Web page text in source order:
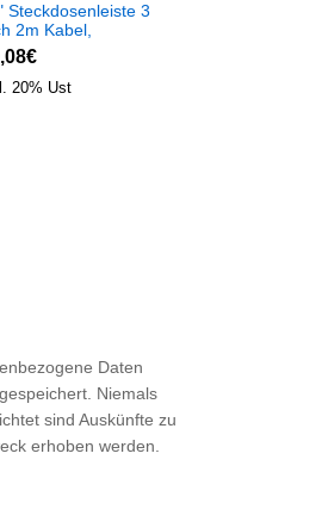
Steckdosenleiste 3
2m Kabel,
16A
20% Ust
Daten
Niemals
sind Auskünfte zu
erhoben werden.